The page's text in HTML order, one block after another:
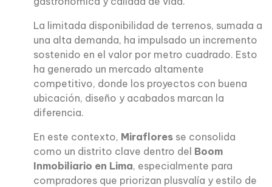
La limitada disponibilidad de terrenos, sumada a
una alta demanda, ha impulsado un incremento
sostenido en el valor por metro cuadrado. Esto
ha generado un mercado altamente
competitivo, donde los proyectos con buena
ubicación, diseño y acabados marcan la
diferencia.
En este contexto, Miraflores se consolida
como un distrito clave dentro del Boom
Inmobiliario en Lima, especialmente para
compradores que priorizan plusvalía y estilo de